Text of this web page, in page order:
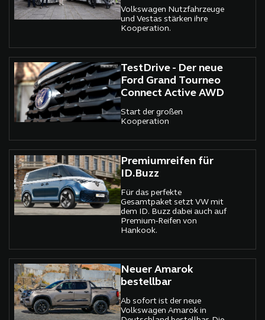
Volkswagen Nutzfahrzeuge
und Vestas stärken ihre
Kooperation.
TestDrive - Der neue
Ford Grand Tourneo
Connect Active AWD
Start der großen
Kooperation
Premiumreifen für
ID.Buzz
Für das perfekte
Gesamtpaket setzt VW mit
dem ID. Buzz dabei auch auf
Premium-Reifen von
Hankook.
Neuer Amarok
bestellbar
Ab sofort ist der neue
Volkswagen Amarok in